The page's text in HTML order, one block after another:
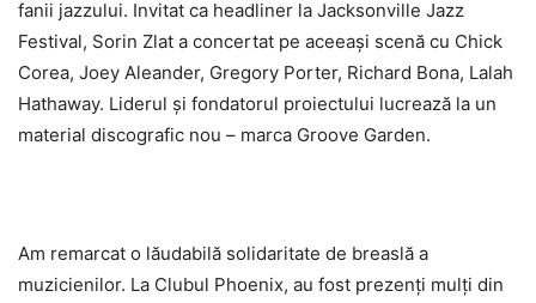
fanii jazzului. Invitat ca headliner la Jacksonville Jazz
Festival, Sorin Zlat a concertat pe aceeași scenă cu Chick
Corea, Joey Aleander, Gregory Porter, Richard Bona, Lalah
Hathaway. Liderul și fondatorul proiectului lucrează la un
material discografic nou – marca Groove Garden.
Am remarcat o lăudabilă solidaritate de breaslă a
muzicienilor. La Clubul Phoenix, au fost prezenți mulți din